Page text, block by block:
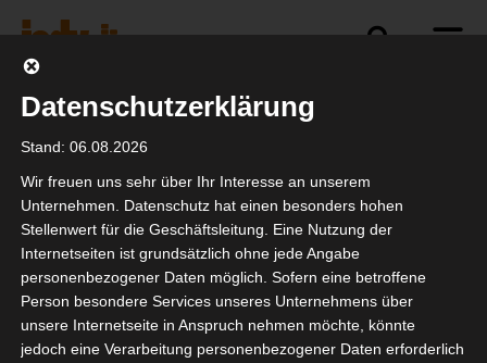
Selbstständigkeit
Schluss- &
Endabrechnung der
Corona-Hilfen
Datenschutzerklärung
Stand: 06.08.2026
Wir freuen uns sehr über Ihr Interesse an unserem
Unternehmen. Datenschutz hat einen besonders hohen
Stellenwert für die Geschäftsleitung. Eine Nutzung der
Internetseiten ist grundsätzlich ohne jede Angabe
personenbezogener Daten möglich. Sofern eine betroffene
Person besondere Services unseres Unternehmens über
unsere Internetseite in Anspruch nehmen möchte, könnte
jedoch eine Verarbeitung personenbezogener Daten erforderlich